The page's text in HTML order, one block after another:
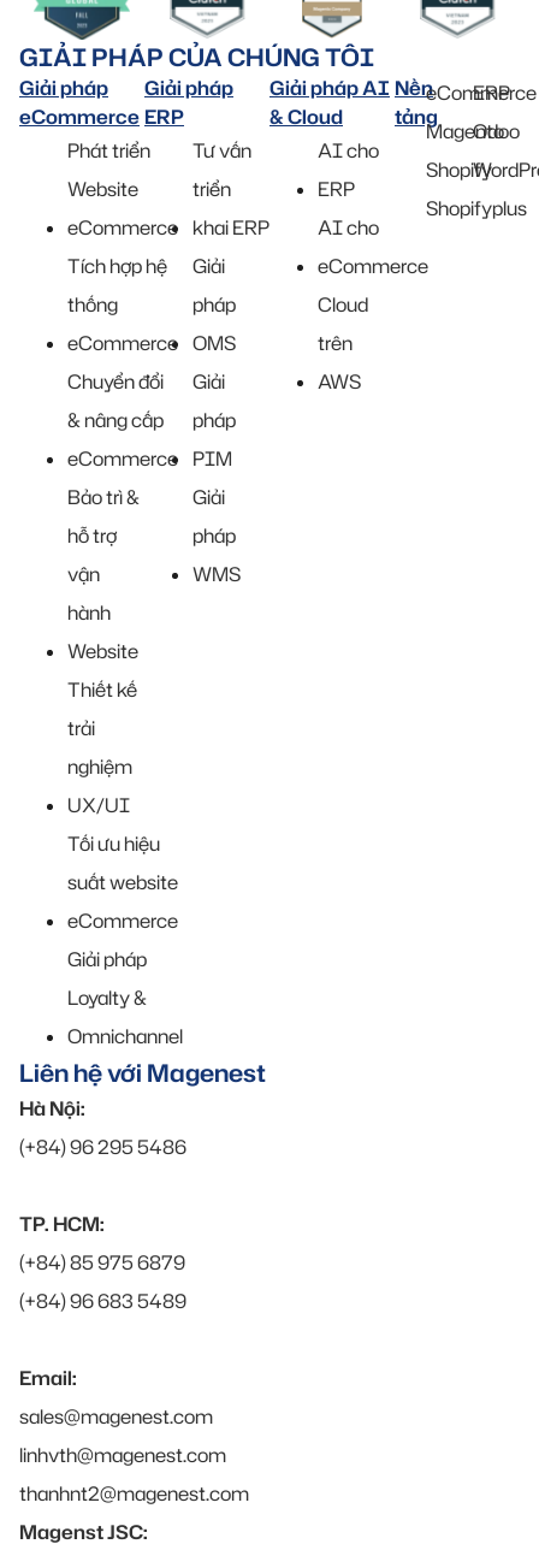
GIẢI PHÁP CỦA CHÚNG TÔI
Giải pháp
eCommerce
Phát triển
Website
eCommerce
Tích hợp hệ
thống
eCommerce
Chuyển đổi
& nâng cấp
eCommerce
Bảo trì &
hỗ trợ
vận
hành
Website
Thiết kế
trải
nghiệm
UX/UI
Tối ưu hiệu
suất website
eCommerce
Giải pháp
Loyalty &
Omnichannel
Giải pháp
ERP
Tư vấn
triển
khai ERP
Giải
pháp
OMS
Giải
pháp
PIM
Giải
pháp
WMS
Giải pháp AI
& Cloud
AI cho
ERP
AI cho
eCommerce
Cloud
trên
AWS
Nền
tảng
eCommerce
Magento
Shopify
Shopifyplus
ERP
Odoo
Liên hệ với Magenest
Hà Nội:
(+84) 96 295 5486
TP. HCM:
(+84) 85 975 6879
(+84) 96 683 5489
Email:
sales@magenest.com
linhvth@magenest.com
thanhnt2@magenest.com
Magenst JSC: